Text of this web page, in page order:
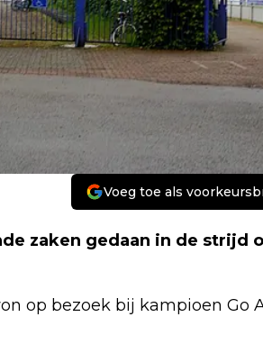
Voeg toe als
zaken gedaan in de strijd
op bezoek bij kampioen Go